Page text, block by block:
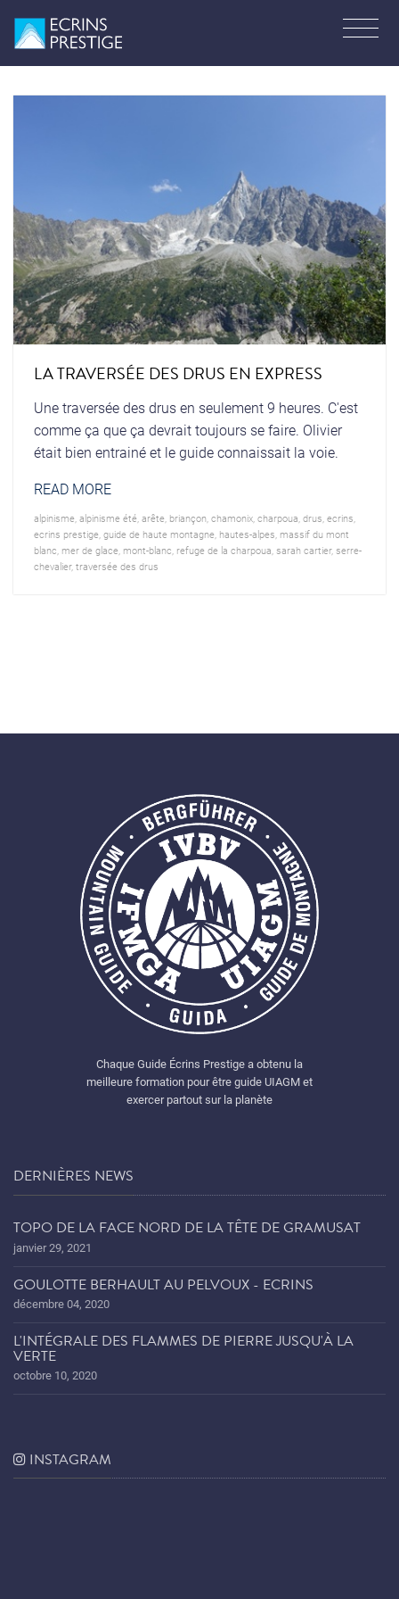
LA TRAVERSÉE DES DRUS EN EXPRESS
Une traversée des drus en seulement 9 heures. C'est
comme ça que ça devrait toujours se faire. Olivier
était bien entrainé et le guide connaissait la voie.
READ MORE
alpinisme, alpinisme été, arête, briançon chamonix, charpoua drus ecrins
ecrins prestige, guide de haute montagne, hautes-alpes massif du mont
blanc mer de glace, mont-blanc refuge de la charpoua sarah cartier, serre-
chevalier, traversée des drus
Chaque Guide Écrins Prestige a obtenu la
meilleure formation pour être guide UIAGM et
exercer partout sur la planète
DERNIÈRES NEWS
TOPO DE LA FACE NORD DE LA TÊTE DE GRAMUSAT
janvier 29, 2021
GOULOTTE BERHAULT AU PELVOUX - ECRINS
décembre 04, 2020
L'INTÉGRALE DES FLAMMES DE PIERRE JUSQU'À LA
VERTE
octobre 10, 2020
INSTAGRAM